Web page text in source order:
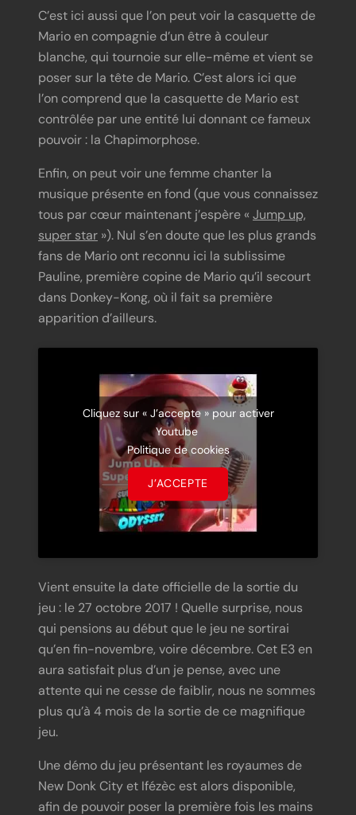
C’est ici aussi que l’on peut voir la casquette de
Mario en compagnie d’un être à couleur
blanche, qui tournoie sur elle-même et vient se
poser sur la tête de Mario. C’est alors ici que
l’on comprend que la casquette de Mario est
contrôlée par une entité lui donnant ce fameux
pouvoir : la Chapimorphose.
Enfin, on peut voir une femme chanter la
musique présente en fond (que vous connaissez
tous par cœur maintenant j’espère « Jump up,
super star »). Nul s’en doute que les plus grands
fans de Mario ont reconnu ici la sublissime
Pauline, première copine de Mario qu’il secourt
dans Donkey-Kong, où il fait sa première
apparition d’ailleurs.
Cliquez sur « J’accepte » pour activer
Youtube
Politique de cookies
J’ACCEPTE
Vient ensuite la date officielle de la sortie du
jeu : le 27 octobre 2017 ! Quelle surprise, nous
qui pensions au début que le jeu ne sortirai
qu’en fin-novembre, voire décembre. Cet E3 en
aura satisfait plus d’un je pense, avec une
attente qui ne cesse de faiblir, nous ne sommes
plus qu’à 4 mois de la sortie de ce magnifique
jeu.
Une démo du jeu présentant les royaumes de
New Donk City et Ifézèc est alors disponible,
afin de pouvoir poser la première fois les mains